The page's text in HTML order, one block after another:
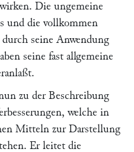
Die ungemeine
und die vollkommen
seine Anwendung
seine fast allgemeine
zu der Beschreibung
welche in
Mitteln zur Darstellung
Er leitet die